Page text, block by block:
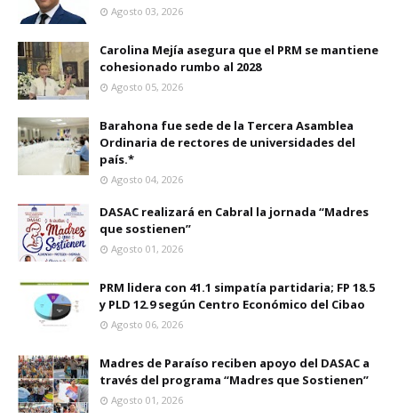
Agosto 03, 2026
Carolina Mejía asegura que el PRM se mantiene
cohesionado rumbo al 2028
Agosto 05, 2026
Barahona fue sede de la Tercera Asamblea
Ordinaria de rectores de universidades del
país.*
Agosto 04, 2026
DASAC realizará en Cabral la jornada “Madres
que sostienen”
Agosto 01, 2026
PRM lidera con 41.1 simpatía partidaria; FP 18.5
y PLD 12.9 según Centro Económico del Cibao
Agosto 06, 2026
Madres de Paraíso reciben apoyo del DASAC a
través del programa “Madres que Sostienen”
Agosto 01, 2026